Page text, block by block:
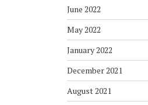
June 2022
May 2022
January 2022
December 2021
August 2021